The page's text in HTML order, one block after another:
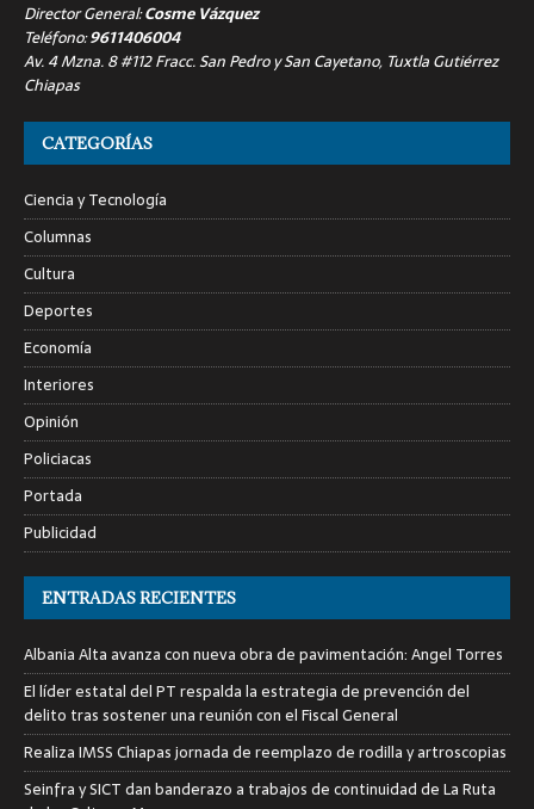
Director General:Cosme Vázquez
Teléfono:9611406004
Av. 4 Mzna. 8 #112 Fracc. San Pedro y San Cayetano, Tuxtla Gutiérrez
Chiapas
CATEGORÍAS
Ciencia y Tecnología
Columnas
Cultura
Deportes
Economía
Interiores
Opinión
Policiacas
Portada
Publicidad
ENTRADAS RECIENTES
Albania Alta avanza con nueva obra de pavimentación: Angel Torres
El líder estatal del PT respalda la estrategia de prevención del
delito tras sostener una reunión con el Fiscal General
Realiza IMSS Chiapas jornada de reemplazo de rodilla y artroscopias
Seinfra y SICT dan banderazo a trabajos de continuidad de La Ruta